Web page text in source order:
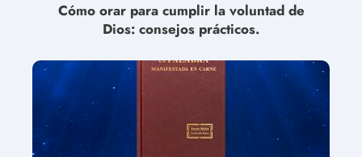
Cómo orar para cumplir la voluntad de
Dios: consejos prácticos.